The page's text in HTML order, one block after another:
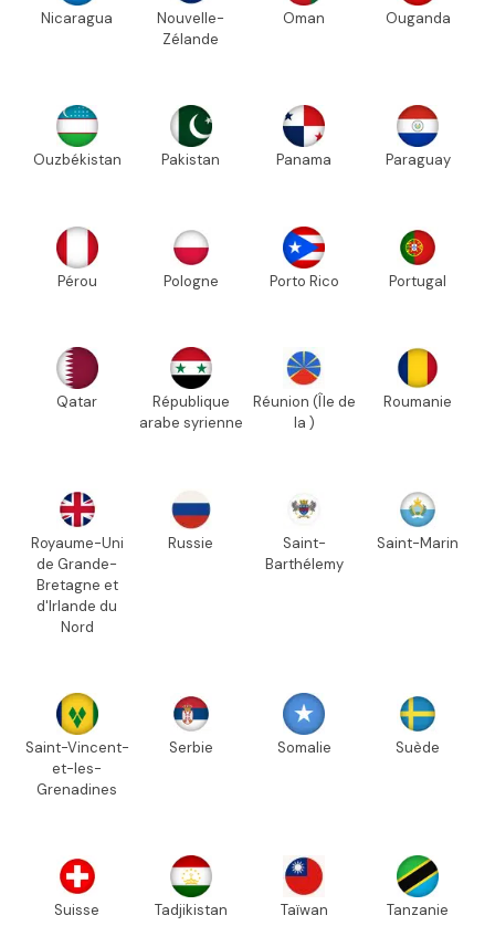
Nicaragua
Nouvelle-
Zélande
Oman Ouganda
Ouzbékistan Pakistan Panama Paraguay
Pérou Pologne Porto Rico Portugal
Qatar
République
arabe syrienne
Réunion (Île de
la )
Roumanie
Royaume-Uni
de Grande-
Bretagne et
d'Irlande du
Nord
Russie
Saint-
Barthélemy
Saint-Marin
Saint-Vincent-
et-les-
Grenadines
Serbie Somalie Suède
Suisse Tadjikistan Taïwan Tanzanie